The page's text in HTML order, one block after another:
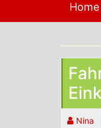
Home
Nina